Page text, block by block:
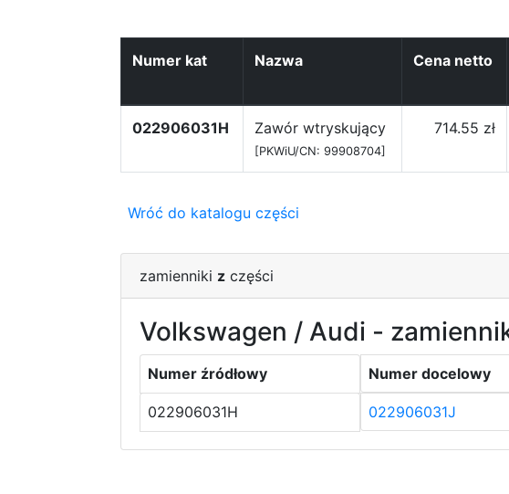
Numer kat Nazwa Cena netto
022906031H Zawór wtryskujący
[PKWiU/CN: 99908704]
714.55 zł
Wróć do katalogu części
zamienniki z części
Volkswagen / Audi -
Numer źródłowy Numer docelowy
022906031H 022906031J